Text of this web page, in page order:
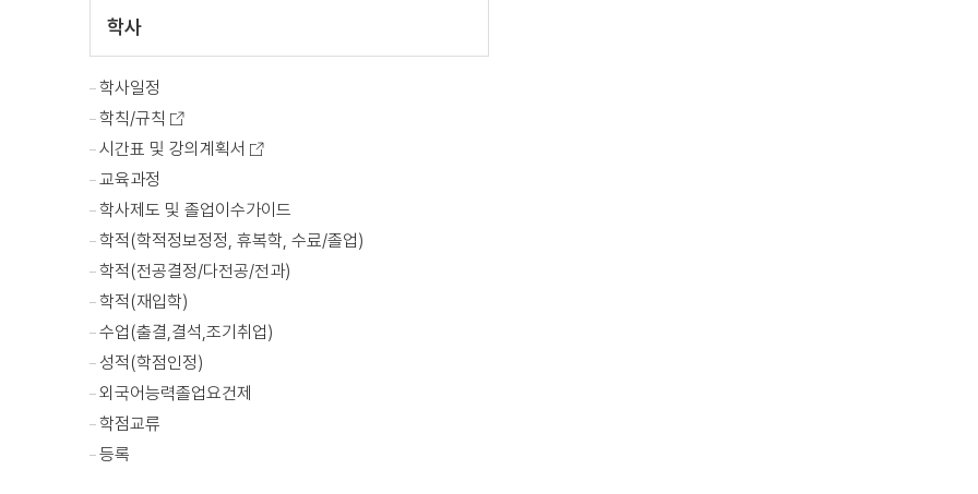
학사
학사일정
학칙/규칙
시간표 및 강의계획서
교육과정
학사제도 및 졸업이수가이드
학적(학적정보정정, 휴복학, 수료/졸업)
학적(전공결정/다전공/전과)
학적(재입학)
수업(출결,결석,조기취업)
성적(학점인정)
외국어능력졸업요건제
학점교류
등록